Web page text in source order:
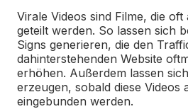
Virale Videos sind Filme, die oft
geteilt werden. So lassen sich
Signs generieren, die den
dahinterstehenden Website
erhöhen. Außerdem lassen
erzeugen, sobald diese Videos
eingebunden werden.